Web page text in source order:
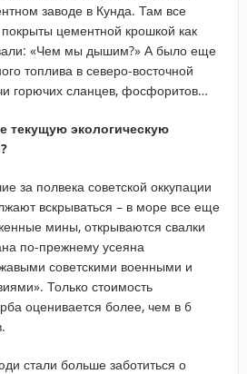
заводе в Кунда. Там все
цементной крошкой как
«Чем мы дышим?» А было еще
топлива в северо-восточной
горючих сланцев, фосфоритов…
текущую экологическую
за полвека советской оккупации
вскрываться – в море все еще
мины, открываются свалки
по-прежнему усеяна
советскими военными и
Только стоимость
оценивается более, чем в 6
стали больше заботиться о